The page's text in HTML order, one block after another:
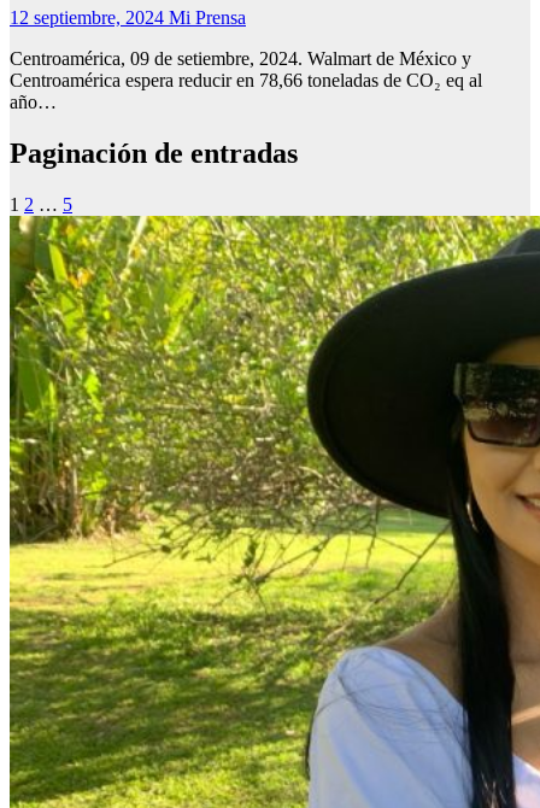
12 septiembre, 2024 Mi Prensa
Centroamérica, 09 de setiembre, 2024. Walmart de México y
Centroamérica espera reducir en 78,66 toneladas de CO₂ eq al
año…
Paginación de entradas
1 2 … 5